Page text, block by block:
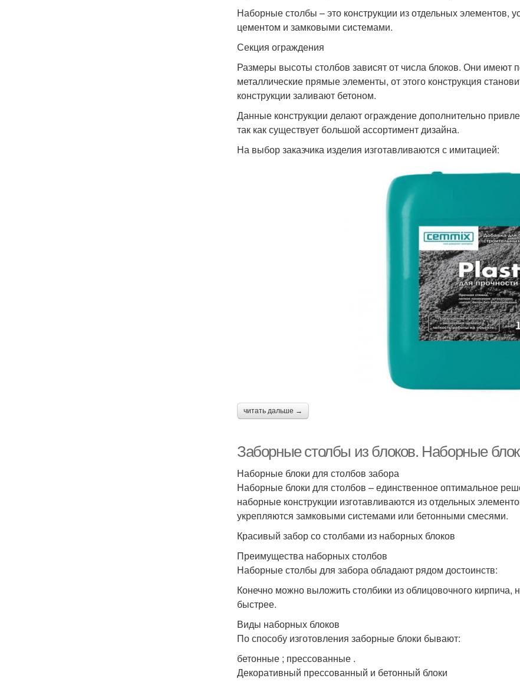
Наборные столбы – это конструкции из отдельных элементов,
цементом и замковыми системами.
Секция ограждения
Размеры высоты столбов зависят от числа блоков. Они имеют
металлические прямые элементы, от этого конструкция
конструкции заливают бетоном.
Данные конструкции делают ограждение дополнительно
так как существует большой ассортимент дизайна.
На выбор заказчика изделия изготавливаются с имитацией:
читать дальше →
Заборные столбы из блоков. Наборные
Наборные блоки для столбов забора
Наборные блоки для столбов – единственное оптимальное
наборные конструкции изготавливаются из отдельных
укрепляются замковыми системами или бетонными смесями.
Красивый забор со столбами из наборных блоков
Преимущества наборных столбов
Наборные столбы для забора обладают рядом достоинств:
Конечно можно выложить столбики из облицовочного кирпича,
быстрее.
Виды наборных блоков
По способу изготовления заборные блоки бывают:
бетонные ; прессованные .
Декоративный прессованный и бетонный блоки